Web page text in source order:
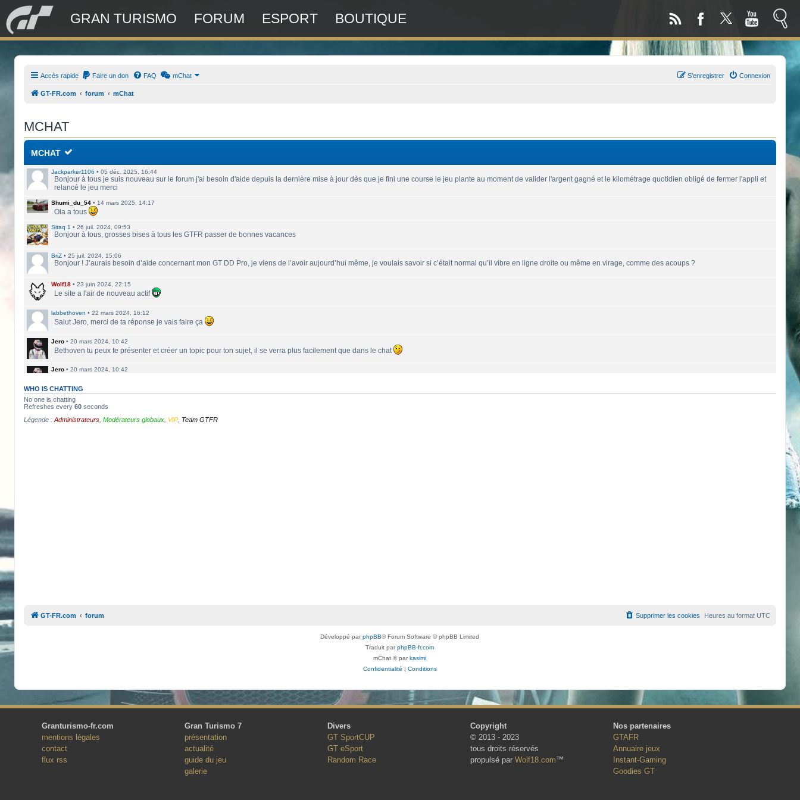
GRAN TURISMO FORUM ESPORT BOUTIQUE
Accès rapide Faire un don FAQ mChat Connexion
S’enregistrer
GT-FR.com forum mChat
MCHAT
MCHAT
Jackparker1106 •05 déc. 2025, 16:44
Bonjour à tous je suis nouveau sur le forum j'ai besoin d'aide depuis la dernière mise à jour dès que je fini une course le jeu plante au moment de valider l'argent gagné et le kilométrage quotidien obligé de fermer l'appli et
relancé le jeu merci
Shumi_du_54 • 14 mars 2025, 14:17
Ola a tous
Sitaq 1 •26 juil. 2024, 09:53
Bonjour à tous, grosses bises à tous les GTFR passer de bonnes vacances
BriZ •25 juil. 2024, 15:06
Bonjour ! J’aurais besoin d’aide concernant mon GT DD Pro, je viens de l’avoir aujourd’hui même, je voulais savoir si c’était normal qu’il vibre en ligne droite ou même en virage, comme des acoups ?
Wolf18 •23 juin 2024, 22:15
Le site a l'air de nouveau actif
labbethoven •22 mars 2024, 16:12
Salut Jero, merci de ta réponse je vais faire ça
Jero •20 mars 2024, 10:42
Bethoven tu peux te présenter et créer un topic pour ton sujet, il se verra plus facilement que dans le chat
Jero •20 mars 2024, 10:42
labbethoven
Hello, des fans d'Alsace Village ? C'est quoi votre record avec une 550PP à peu près ?
WHO IS CHATTING
No one is chatting
Refreshes every60 seconds
Légende :Administrateurs ,Modérateurs globaux VIP, Team GTFR
GT-FR.com forum Heures au format UTC
Supprimer les cookies
Développé parphpBB® Forum Software © phpBB Limited
Traduit parphpBB-fr.com
mChat © parkasimi
Confidentialité | Conditions
Granturismo-fr.com
mentions légales
contact
flux rss
Gran Turismo 7
présentation
actualité
guide du jeu
galerie
Divers
GT SportCUP
GT eSport
Random Race
Copyright
© 2013 - 2023
tous droits réservés
propulsé par Wolf18.com™
Nos partenaires
GTAFR
Annuaire jeux
Instant-Gaming
Goodies GT